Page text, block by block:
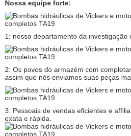
Nossa equipe forte:
1: nosso departamento da investigação
2: Os povos do armazém com
assim que nós enviamos suas peças
3: Pessoais de vendas eficientes e
exata e rápida.